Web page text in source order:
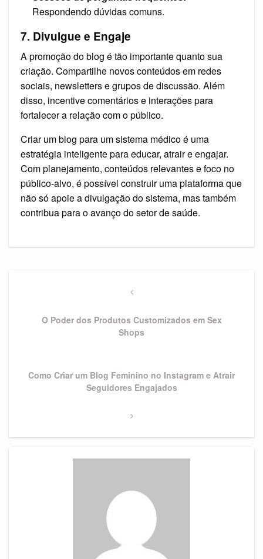
Respondendo dúvidas comuns.
7. Divulgue e Engaje
A promoção do blog é tão importante quanto sua
criação. Compartilhe novos conteúdos em redes
sociais, newsletters e grupos de discussão. Além
disso, incentive comentários e interações para
fortalecer a relação com o público.
Criar um blog para um sistema médico é uma
estratégia inteligente para educar, atrair e engajar.
Com planejamento, conteúdos relevantes e foco no
público-alvo, é possível construir uma plataforma que
não só apoie a divulgação do sistema, mas também
contribua para o avanço do setor de saúde.
Previous
O Poder dos Produtos Customizados em Sex
Shops
Next
Como Criar um Blog Feminino no Instagram e Atrair
Seguidores Engajados